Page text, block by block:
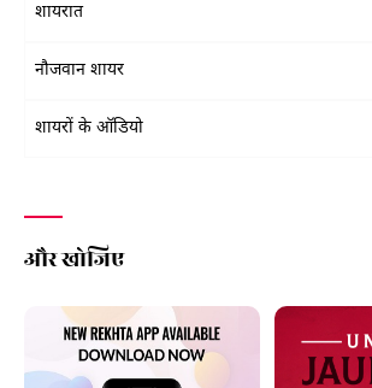
शायरात
नौजवान शायर
शायरों के ऑडियो
और खोजिए